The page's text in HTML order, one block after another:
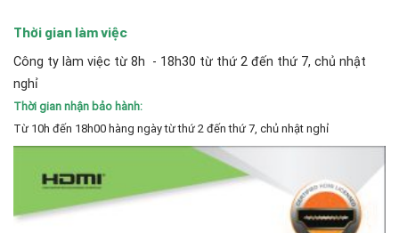
Thời gian làm việc
Công ty làm việc từ 8h - 18h30 từ thứ 2 đến thứ 7, chủ nhật
nghỉ
Thời gian nhận bảo hành:
Từ 10h đến 18h00 hàng ngày từ thứ 2 đến thứ 7, chủ nhật nghỉ